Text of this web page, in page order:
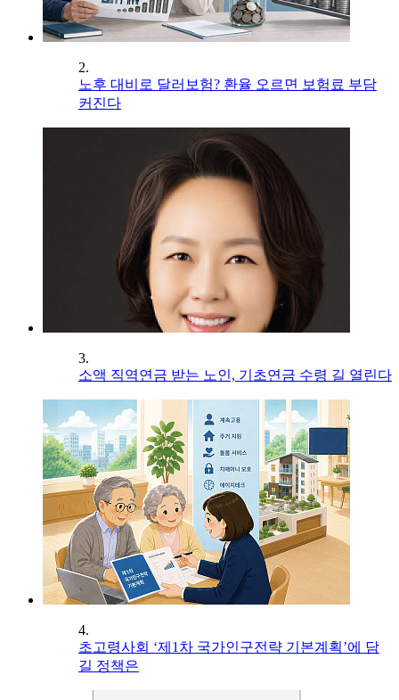
2.
노후 대비로 달러보험? 환율 오르면 보험료 부담
커진다
3.
소액 직역연금 받는 노인, 기초연금 수령 길 열린다
4.
초고령사회 ‘제1차 국가인구전략 기본계획’에 담
길 정책은